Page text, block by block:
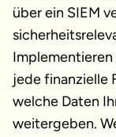
über ein SIEM
jede finanzielle
welche Daten
weitergeben.